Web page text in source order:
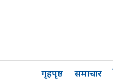
गृहपृष्ठ समाचार